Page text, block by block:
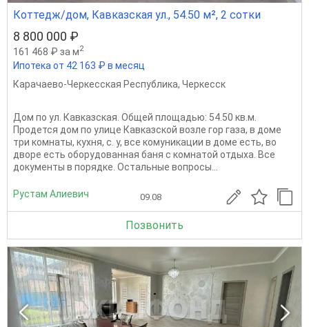
Коттедж/дом, Кавказская ул., 54.50 м², 2 сотки
8 800 000 ₽
161 468 ₽ за м2
Ипотека от 42 163 ₽ в месяц
Карачаево-Черкесская Республика, Черкесск
Дом по ул. Кавказская. Общей площадью: 54.50 кв.м.
Продется дом по улице Кавказской возле гор газа, в доме
три комнаты, кухня, с. у, все комуникации в доме есть, во
дворе есть оборудованная баня с комнатой отдыха. Все
документы в порядке. Остальные вопросы...
Рустам Алиевич 09.08
Позвонить